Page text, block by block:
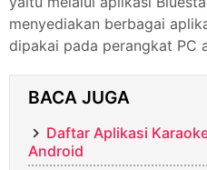
menyediakan berbagai
dipakai pada perangkat PC
BACA JUGA
Daftar Aplikasi
Android